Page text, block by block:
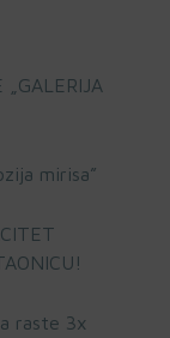
mirisa”
raste 3x